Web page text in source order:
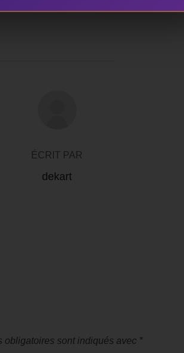
ÉCRIT PAR
dekart
obligatoires sont indiqués avec *